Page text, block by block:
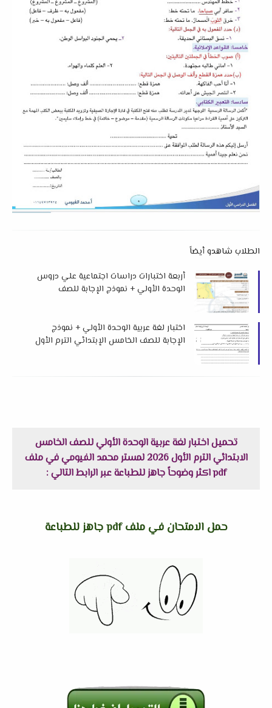
الطلاب شاهدو أيضاً
أربعة اختبارات دراسات اجتماعية علي دروس
الوحدة الأولي + نموذج الإجابة للصف
اختبار لغة عربية الوحدة الأولي + نموذج
الإجابة للصف الخامس الإبتدائي الترم الأول
تحميل اختبار لغة عربية الوحدة الأولي للصف الخامس
الابتدائي الترم الأول 2026 لمستر محمد الفيومي في ملف
pdf اكثر وضوحاً جاهز للطباعة عبر الرابط التالي :
حمل الامتحان في ملف pdf جاهز للطباعة